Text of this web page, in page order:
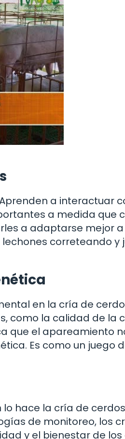
a interactuar
a medida que
a adaptarse mejor
correteando y
en la cría de
como la calidad de la
que el apareamiento
Es como un juego
hace la cría de
de monitoreo, los
y el bienestar de los